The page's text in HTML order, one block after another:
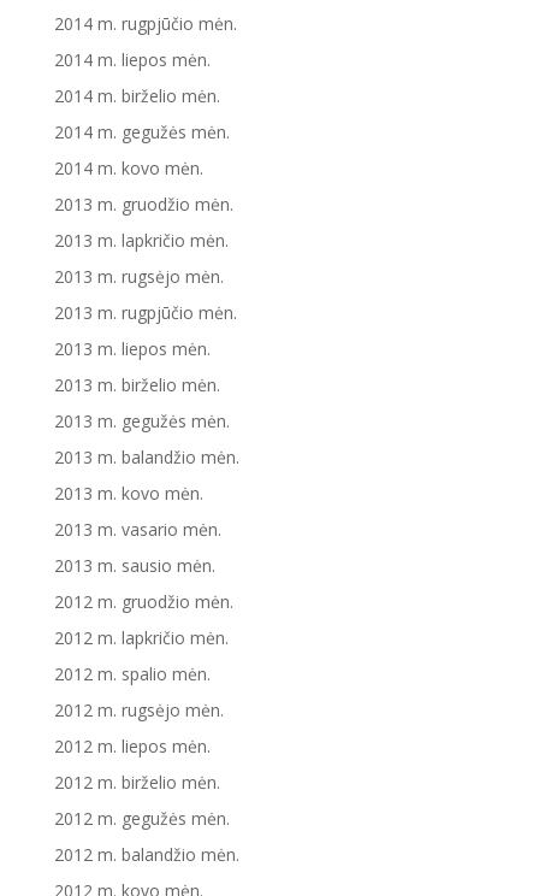
2014 m. rugpjūčio mėn.
2014 m. liepos mėn.
2014 m. birželio mėn.
2014 m. gegužės mėn.
2014 m. kovo mėn.
2013 m. gruodžio mėn.
2013 m. lapkričio mėn.
2013 m. rugsėjo mėn.
2013 m. rugpjūčio mėn.
2013 m. liepos mėn.
2013 m. birželio mėn.
2013 m. gegužės mėn.
2013 m. balandžio mėn.
2013 m. kovo mėn.
2013 m. vasario mėn.
2013 m. sausio mėn.
2012 m. gruodžio mėn.
2012 m. lapkričio mėn.
2012 m. spalio mėn.
2012 m. rugsėjo mėn.
2012 m. liepos mėn.
2012 m. birželio mėn.
2012 m. gegužės mėn.
2012 m. balandžio mėn.
2012 m. kovo mėn.